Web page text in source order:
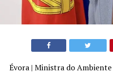
Évora | Ministra do